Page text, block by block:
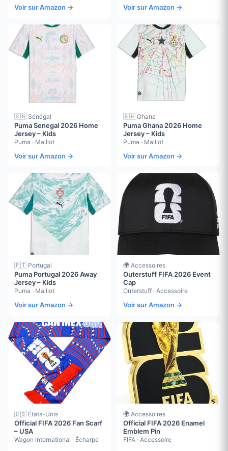
Voir sur Amazon → Voir sur Amazon →
🇸🇳 Sénégal
Puma Senegal 2026 Home
Jersey – Kids
Puma · Maillot
Voir sur Amazon →
🇬🇭 Ghana
Puma Ghana 2026 Home
Jersey – Kids
Puma · Maillot
Voir sur Amazon →
🇵🇹 Portugal
Puma Portugal 2026 Away
Jersey – Kids
Puma · Maillot
Voir sur Amazon →
🌍 Accessoires
Outerstuff FIFA 2026 Event
Cap
Outerstuff · Accessoire
Voir sur Amazon →
🇺🇸 États-Unis
Official FIFA 2026 Fan Scarf
– USA
Wagon International · Écharpe
🌍 Accessoires
Official FIFA 2026 Enamel
Emblem Pin
FIFA · Accessoire